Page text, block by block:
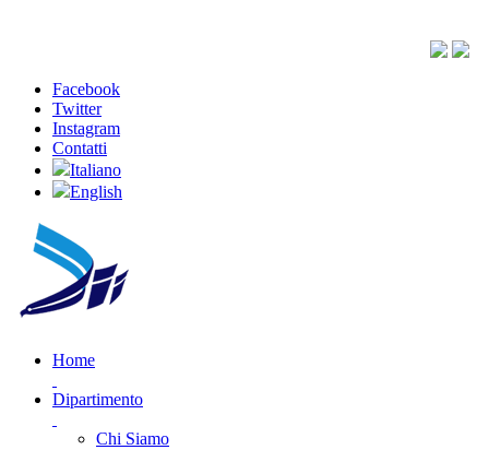
Facebook
Twitter
Instagram
Contatti
Italiano
English
Home
Dipartimento
Chi Siamo